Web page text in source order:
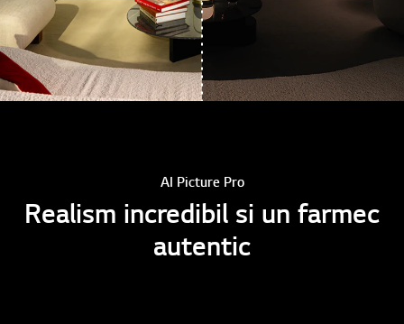
AI Picture Pro
Realism incredibil si un farmec
autentic